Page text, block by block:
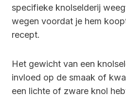
specifieke knolselderij
wegen voordat je hem
recept.
Het gewicht van een
invloed op de smaak of
een lichte of zware knol